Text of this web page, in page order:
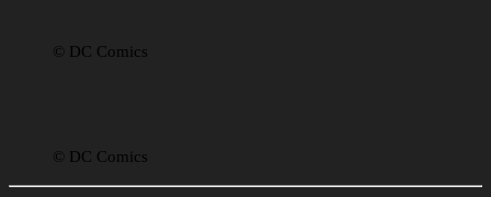
© DC Comics
© DC Comics